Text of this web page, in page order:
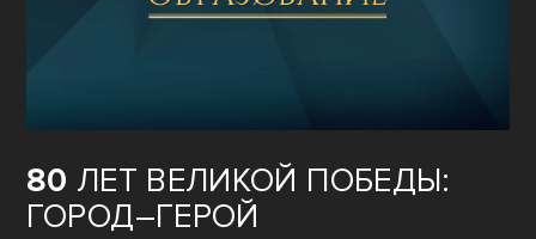
80 ЛЕТ ВЕЛИКОЙ ПОБЕДЫ:
ГОРОД–ГЕРОЙ